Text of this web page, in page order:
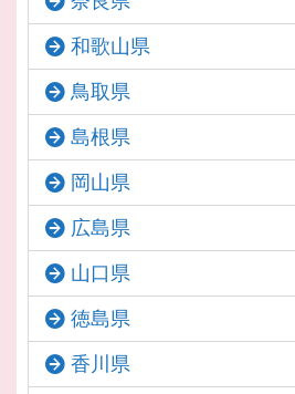
和歌山県
鳥取県
島根県
岡山県
広島県
山口県
徳島県
香川県